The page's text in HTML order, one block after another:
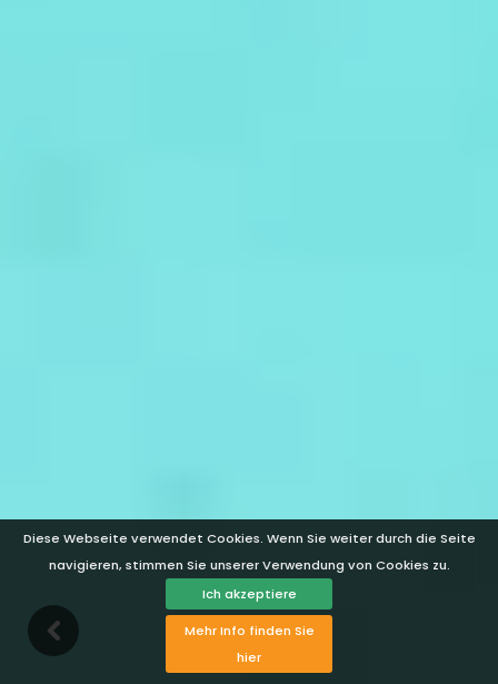
Diese Webseite verwendet Cookies. Wenn Sie weiter durch die Seite
navigieren, stimmen Sie unserer Verwendung von Cookies zu.
Ich akzeptiere
Mehr Info finden Sie
hier